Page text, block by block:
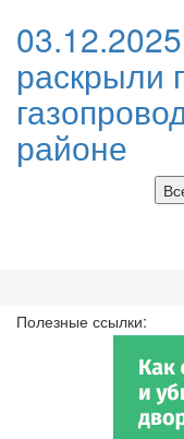
раскрыли
районе
Полезные ссылки: